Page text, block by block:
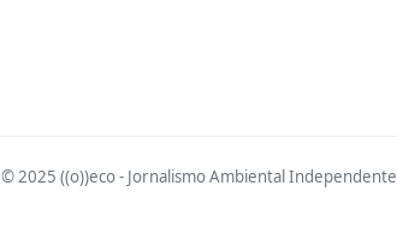
© 2025 ((o))eco - Jornalismo Ambiental Independente